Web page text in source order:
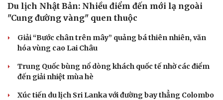
Văn hóa
Sân khấu - Điện ảnh
Văn học
Âm nhạc
Giải trí
Nghệ sĩ
Thời trang
Sao Việt
Du lịch Nhật Bản: Nhiều điểm đến mới lạ ngoài
"Cung đường vàng" quen thuộc
Giải “Bước chân trên mây” quảng bá thiên nhiên, văn
hóa vùng cao Lai Châu
Trung Quốc bùng nổ dòng khách quốc tế nhờ các điểm
đến giải nhiệt mùa hè
Xúc tiến du lịch Sri Lanka với đường bay thẳng Colombo